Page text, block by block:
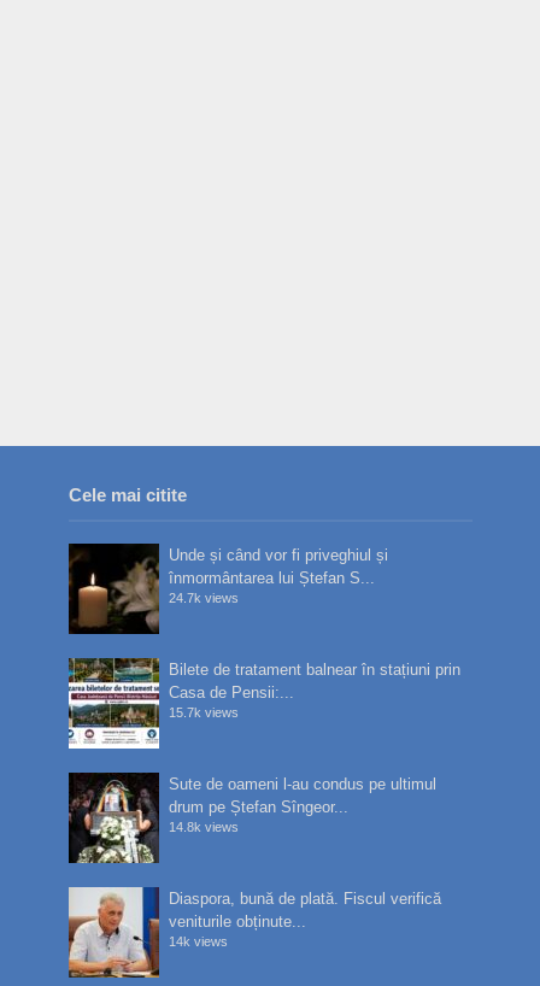
Cele mai citite
Unde și când vor fi priveghiul și
înmormântarea lui Ștefan S...
24.7k views
Bilete de tratament balnear în stațiuni prin
Casa de Pensii:...
15.7k views
Sute de oameni l-au condus pe ultimul
drum pe Ștefan Sîngeor...
14.8k views
Diaspora, bună de plată. Fiscul verifică
veniturile obținute...
14k views